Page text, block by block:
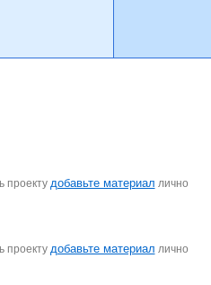
проекту добавьте материал лично
проекту добавьте материал лично